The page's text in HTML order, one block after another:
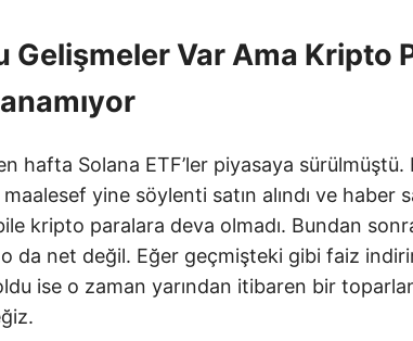
Gelişmeler Var Ama Kripto
hafta Solana ETF’ler piyasaya
yine söylenti satın alındı ve haber
kripto paralara deva olmadı. Bundan
o da net değil. Eğer geçmişteki gibi faiz
ise o zaman yarından itibaren bir